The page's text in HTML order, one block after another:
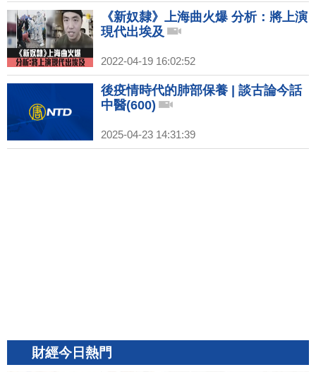
《新奴隸》上海曲火爆 分析：將上演
現代出埃及
2022-04-19 16:02:52
後疫情時代的肺部保養 | 談古論今話
中醫(600)
2025-04-23 14:31:39
財經今日熱門